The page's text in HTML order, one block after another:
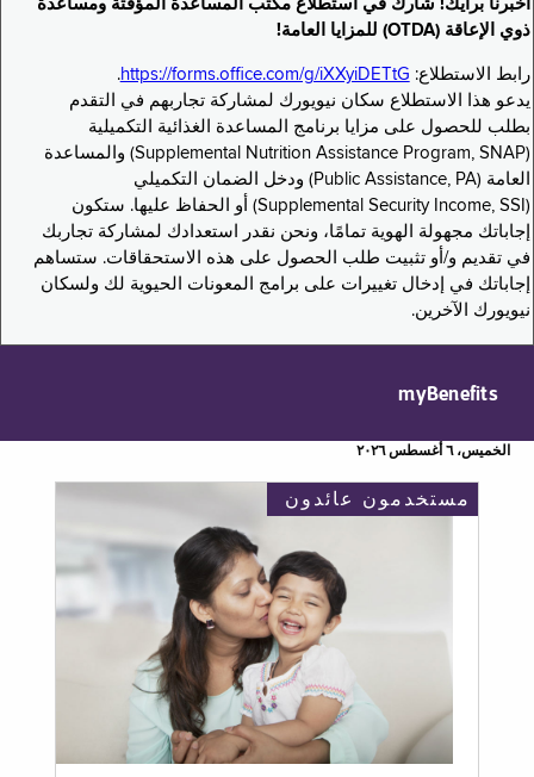
أخبرنا برأيك! شارك في استطلاع مكتب المساعدة المؤقتة ومساعدة
ذوي الإعاقة (OTDA) للمزايا العامة!
رابط الاستطلاع: https://forms.office.com/g/iXXyiDETtG
.
يدعو هذا الاستطلاع سكان نيويورك لمشاركة تجاربهم في التقدم
بطلب للحصول على مزايا برنامج المساعدة الغذائية التكميلية
(Supplemental Nutrition Assistance Program, SNAP) والمساعدة
العامة (Public Assistance, PA) ودخل الضمان التكميلي
(Supplemental Security Income, SSI) أو الحفاظ عليها. ستكون
إجاباتك مجهولة الهوية تمامًا، ونحن نقدر استعدادك لمشاركة تجاربك
في تقديم و/أو تثبيت طلب الحصول على هذه الاستحقاقات. ستساهم
إجاباتك في إدخال تغييرات على برامج المعونات الحيوية لك ولسكان
نيويورك الآخرين.
myBenefits
الخميس، ٦ أغسطس ٢٠٢٦
مستخدمون عائدون